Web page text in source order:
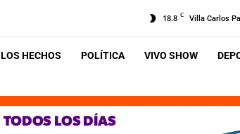
18.8 C Villa Carlos
LOS HECHOS POLÍTICA VIVO SHOW